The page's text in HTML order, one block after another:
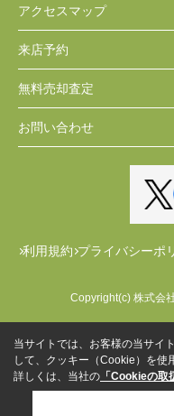
アクセスマップ
来店予約
無料売却査定
お問い合わせ
利用規約 プライバシーポ
Copyright(c) 株式会
当サイトでは、お客様の当サイ
して、クッキー（Cookie）を使
詳しくは、当社の 「Cookieの取